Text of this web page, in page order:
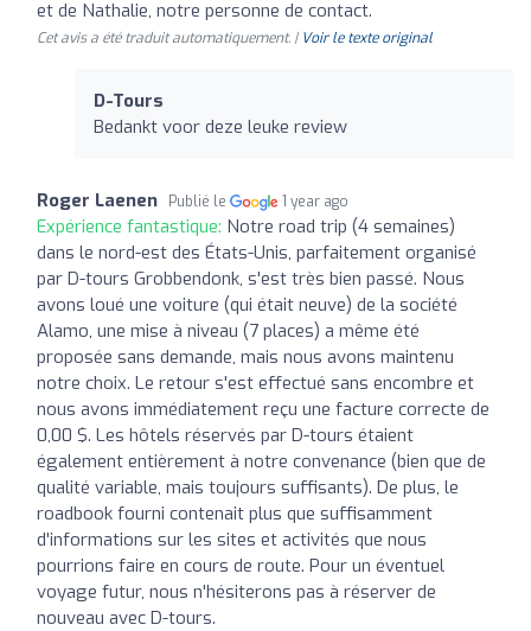
et de Nathalie, notre personne de contact.
Cet avis a été traduit automatiquement. | Voir le texte original
D-Tours
Bedankt voor deze leuke review
Roger Laenen Publié le 1 year ago
Expérience fantastique: Notre road trip (4 semaines)
dans le nord-est des États-Unis, parfaitement organisé
par D-tours Grobbendonk, s'est très bien passé. Nous
avons loué une voiture (qui était neuve) de la société
Alamo, une mise à niveau (7 places) a même été
proposée sans demande, mais nous avons maintenu
notre choix. Le retour s'est effectué sans encombre et
nous avons immédiatement reçu une facture correcte de
0,00 $. Les hôtels réservés par D-tours étaient
également entièrement à notre convenance (bien que de
qualité variable, mais toujours suffisants). De plus, le
roadbook fourni contenait plus que suffisamment
d'informations sur les sites et activités que nous
pourrions faire en cours de route. Pour un éventuel
voyage futur, nous n'hésiterons pas à réserver de
nouveau avec D-tours.